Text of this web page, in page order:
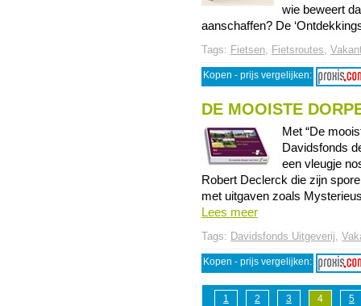
1 2 3 4 5
wie beweert
aanschaffen? De
Tags: Fietsen, Fietsroutes,
Kopen - prijs vergelijken:
DE MOOISTE
Met “De
Davidsfonds
een vleugje
Robert Declerck die zijn
met uitgaven zoals
Lees meer
Tags: Davidsfonds Uitgeverij,
Kopen - prijs vergelijken: